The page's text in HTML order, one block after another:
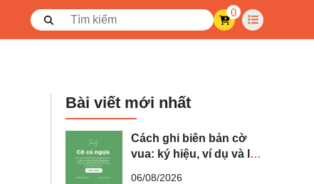
0
Bài viết mới nhất
Cách ghi biên bản cờ
vua: ký hiệu, ví dụ và lỗi
06/08/2026